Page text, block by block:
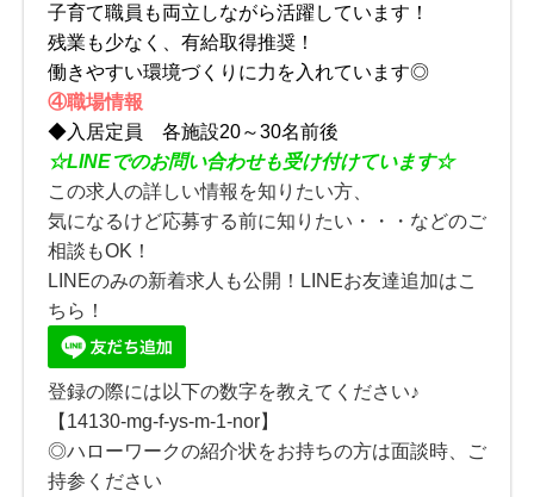
子育て職員も両立しながら活躍しています！
残業も少なく、有給取得推奨！
働きやすい環境づくりに力を入れています◎
④職場情報
◆入居定員 各施設20～30名前後
☆LINEでのお問い合わせも受け付けています☆
この求人の詳しい情報を知りたい方、
気になるけど応募する前に知りたい・・・などのご
相談もOK！
LINEのみの新着求人も公開！LINEお友達追加はこ
ちら！
登録の際には以下の数字を教えてください♪
【14130-mg-f-ys-m-1-nor】
◎ハローワークの紹介状をお持ちの方は面談時、ご
持参ください